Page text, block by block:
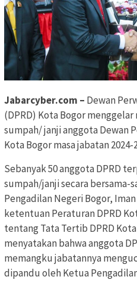
Jabarcyber.com – Dewan
(DPRD) Kota Bogor
sumpah/ janji anggota Dewan
Kota Bogor masa jabatan 2024-
Sebanyak 50 anggota DPRD
sumpah/janji secara bersama-
Pengadilan Negeri Bogor,
ketentuan Peraturan DPRD
tentang Tata Tertib DPRD
menyatakan bahwa anggota
memangku jabatannya
dipandu oleh Ketua